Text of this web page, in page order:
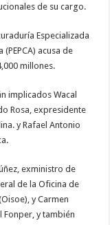
de su cargo.
Especializada
acusa de
millones.
implicados Wacal
Rosa, expresidente
y Rafael Antonio
exministro de
de la Oficina de
y Carmen
Fonper, y también